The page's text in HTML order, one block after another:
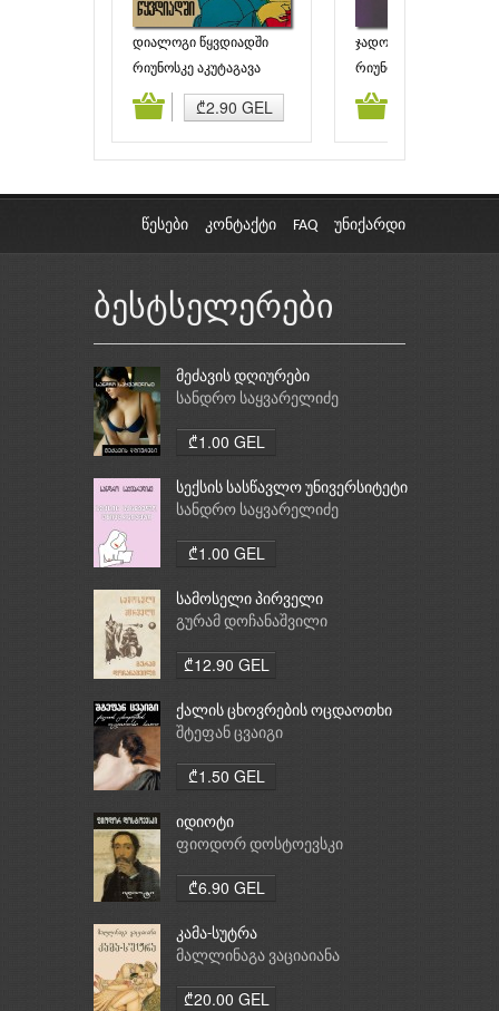
დიალოგი წყვდიადში
რიუნოსკე აკუტაგავა
₾2.90 GEL
ჯადოქარი
რიუნოსკე აკუტაგავა
კალათაში დამატება კალათაში
წესები კონტაქტი FAQ უნიქარდი
ბესტსელერები
მეძავის დღიურები
სანდრო საყვარელიძე
₾1.00 GEL
სექსის სასწავლო უნივერსიტეტი
სანდრო საყვარელიძე
₾1.00 GEL
სამოსელი პირველი
გურამ დოჩანაშვილი
₾12.90 GEL
ქალის ცხოვრების ოცდაოთხი
საათი
შტეფან ცვაიგი
₾1.50 GEL
იდიოტი
ფიოდორ დოსტოევსკი
₾6.90 GEL
კამა-სუტრა
მალლინაგა ვაციაიანა
₾20.00 GEL